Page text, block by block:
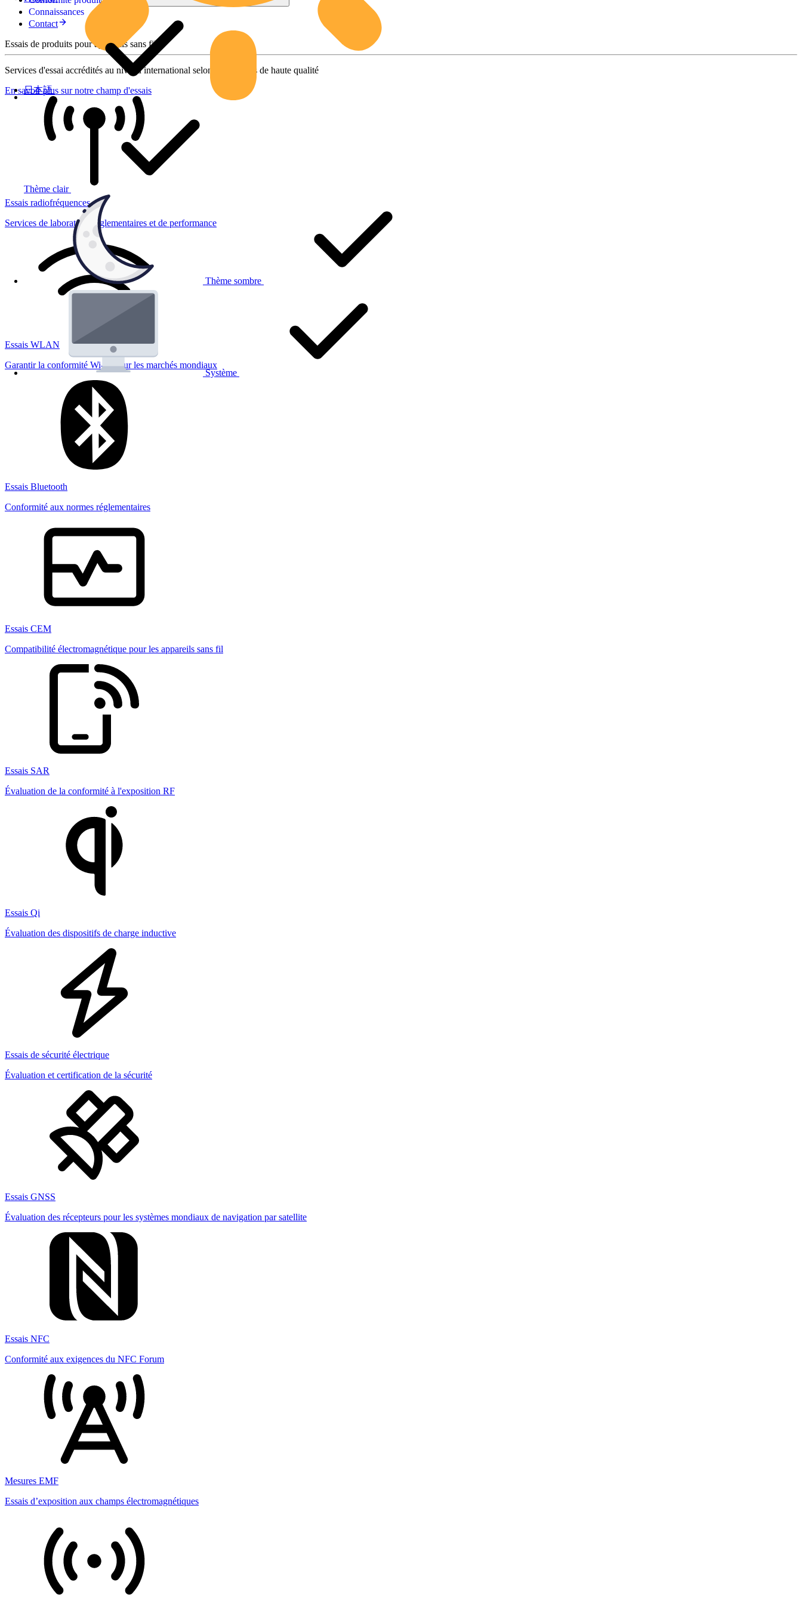
Thème clair
Thème sombre
Système
日本語
Connaissances
Contact
Essais de produits pour appareils sans fil
Services d'essai accrédités au niveau international selon des normes de haute qualité
En savoir plus sur notre champ d'essais
Essais radiofréquences
Services de laboratoire réglementaires et de performance
Essais WLAN
Garantir la conformité Wi-Fi pour les marchés mondiaux
Essais Bluetooth
Conformité aux normes réglementaires
Essais CEM
Compatibilité électromagnétique pour les appareils sans fil
Essais SAR
Évaluation de la conformité à l'exposition RF
Essais Qi
Évaluation des dispositifs de charge inductive
Essais de sécurité électrique
Évaluation et certification de la sécurité
Essais GNSS
Évaluation des récepteurs pour les systèmes mondiaux de navigation par satellite
Essais NFC
Conformité aux exigences du NFC Forum
Mesures EMF
Essais d’exposition aux champs électromagnétiques